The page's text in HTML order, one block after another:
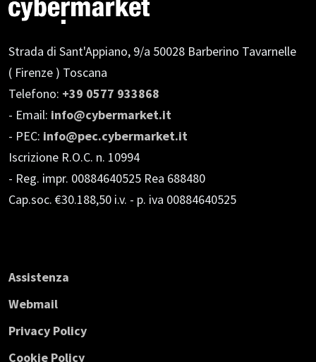
Strada di Sant'Appiano, 9/a 50028 Barberino Tavarnelle
( Firenze ) Toscana
Telefono: +39 0577 933868
- Email: info@cybermarket.it
- PEC: info@pec.cybermarket.it
Iscrizione R.O.C. n. 10994
- Reg. impr. 00884640525 Rea 688480
Cap.soc. €30.188,50 i.v. - p. iva 00884640525
Assistenza
Webmail
Privacy Policy
Cookie Policy